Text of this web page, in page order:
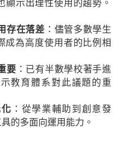
顯示出理性使用的趨勢。
存在落差 ：儘管多數學生
成為高度使用者的比例相
要 ：已有半數學校著手進
教育體系對此議題的重
：從學業輔助到創意發
的多面向運用能力。